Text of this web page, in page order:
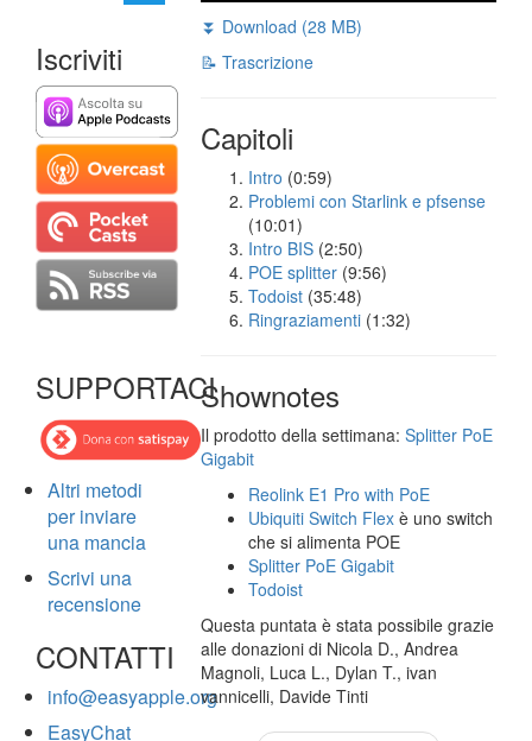
Iscriviti
SUPPORTACI
Altri metodi
per inviare
una mancia
Scrivi una
recensione
CONTATTI
info@easyapple.org
EasyChat
⏬ Download (28 MB)
📝 Trascrizione
Capitoli
Intro (0:59)
Problemi con Starlink e pfsense
(10:01)
Intro BIS (2:50)
POE splitter (9:56)
Todoist (35:48)
Ringraziamenti (1:32)
Shownotes
Il prodotto della settimana:Splitter PoE
Gigabit
Reolink E1 Pro with PoE
Ubiquiti Switch Flex è uno switch
che si alimenta POE
Splitter PoE Gigabit
Todoist
Questa puntata è stata possibile grazie
alle donazioni di Nicola D., Andrea
Magnoli, Luca L., Dylan T., ivan
vannicelli, Davide Tinti